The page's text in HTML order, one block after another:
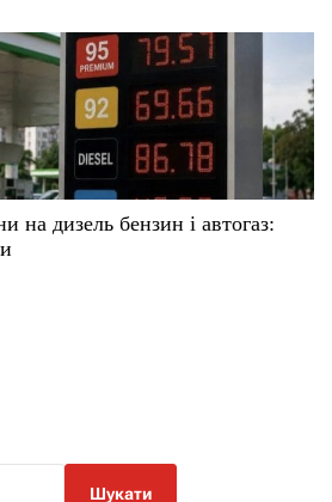
на дизель бензин і автогаз: